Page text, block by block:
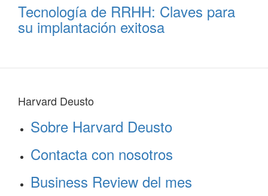
Tecnología de RRHH: Claves para
su implantación exitosa
Harvard Deusto
Sobre Harvard Deusto
Contacta con nosotros
Business Review del mes